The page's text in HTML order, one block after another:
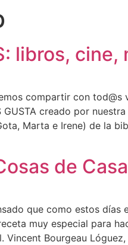
libros, cine,
compartir con tod@s
GUSTA creado por
Marta e Irene) de la
de
que como estos
muy especial para
Vincent Bourgeau